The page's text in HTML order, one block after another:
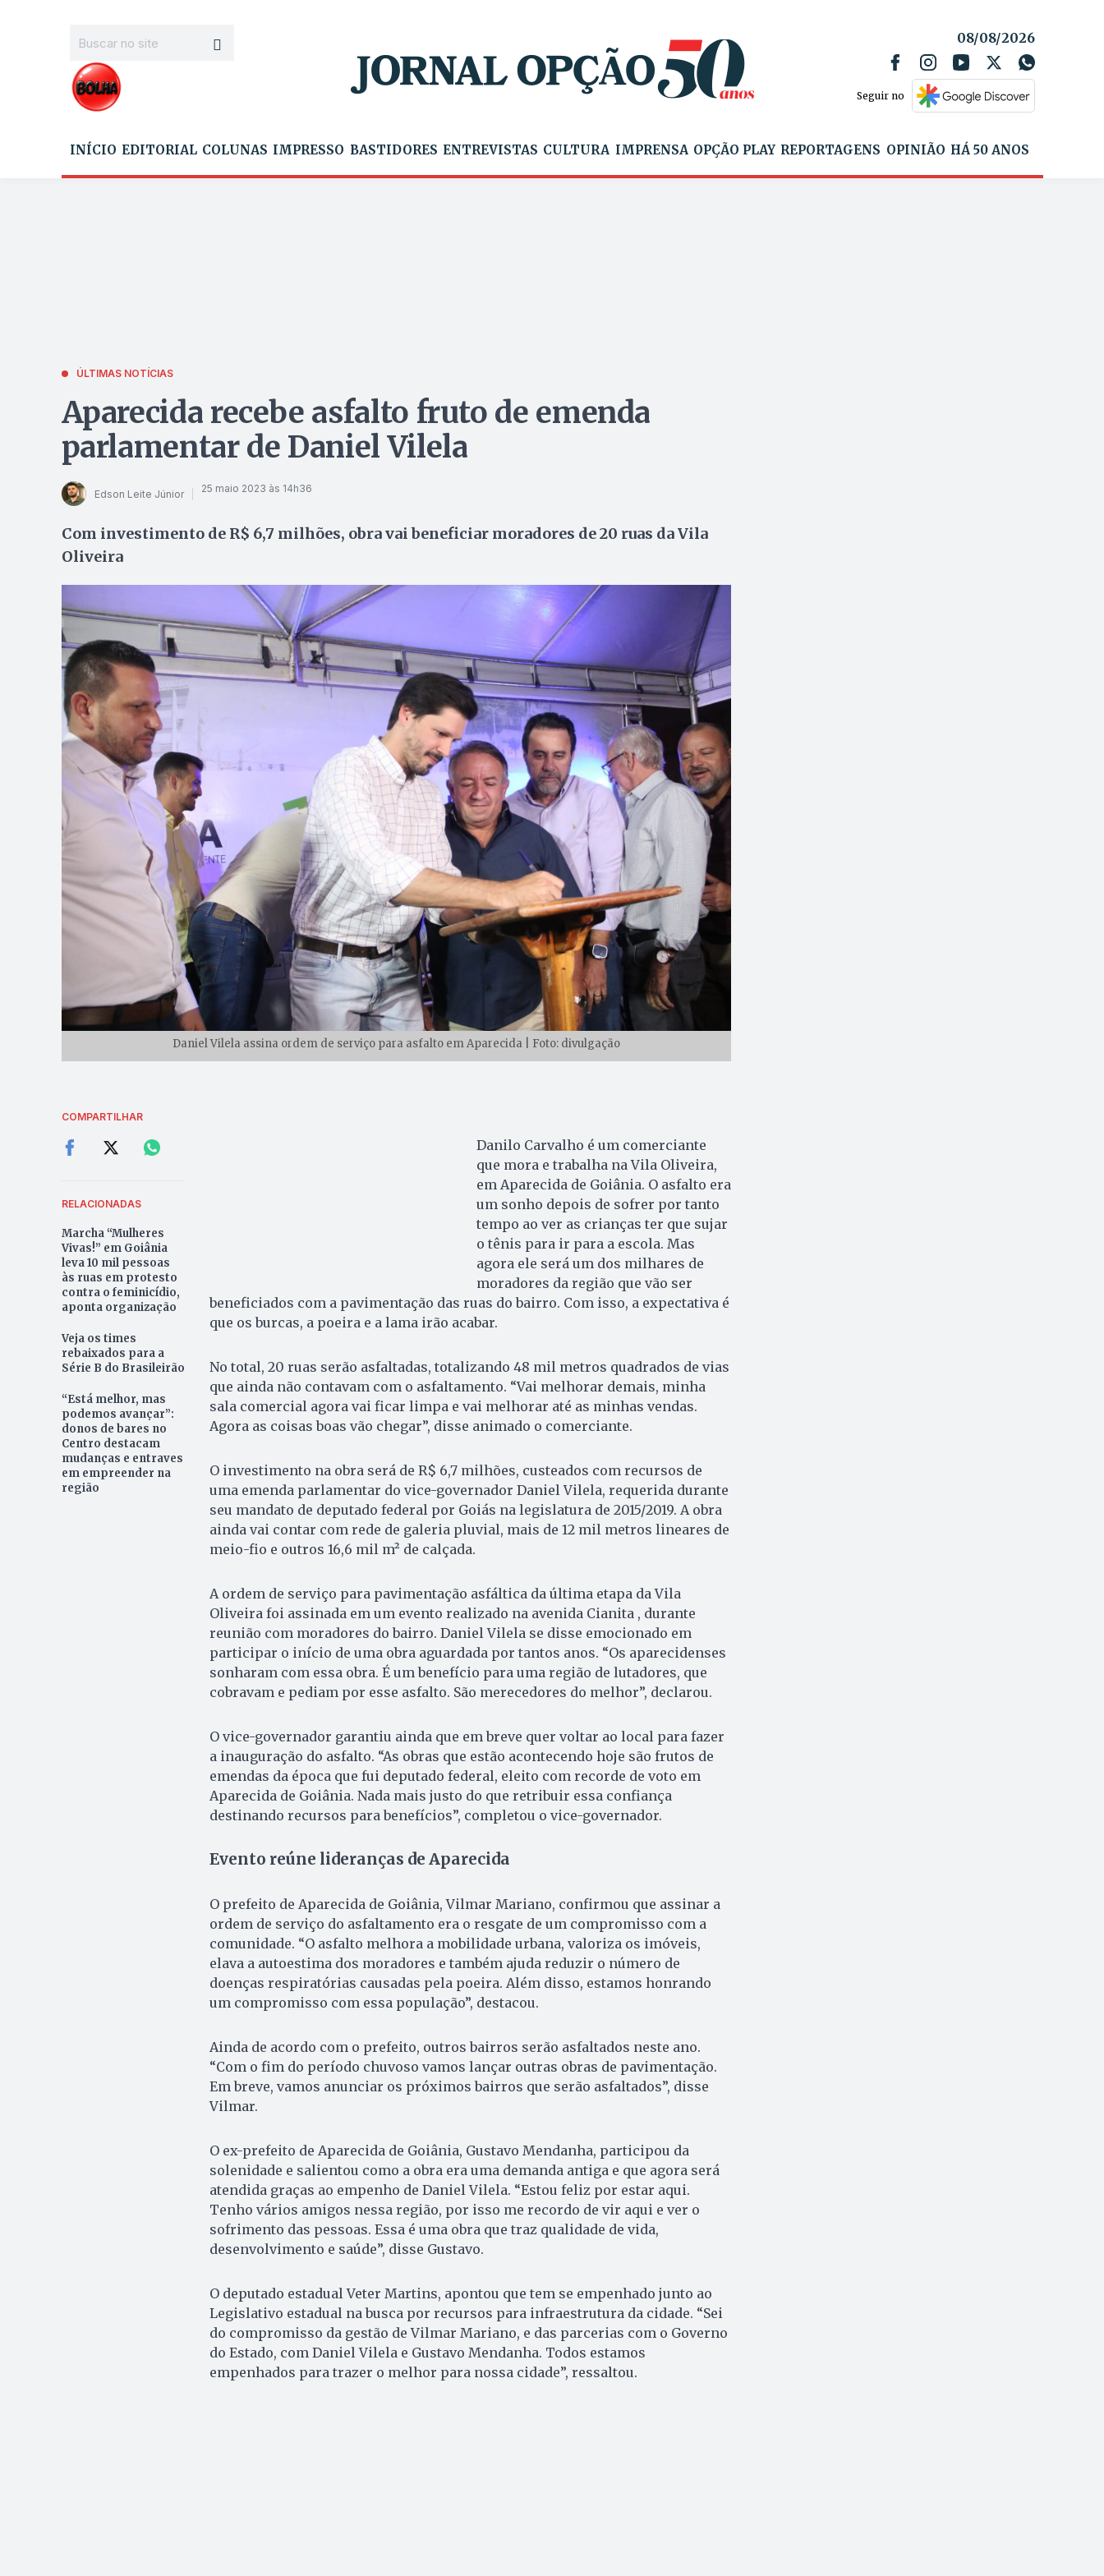
08/08/2026
Seguir no
INÍCIO EDITORIAL COLUNAS IMPRESSO BASTIDORES ENTREVISTAS CULTURA IMPRENSA OPÇÃO PLAY REPORTAGENS OPINIÃO HÁ 50 ANOS
ÚLTIMAS NOTÍCIAS
Aparecida recebe asfalto fruto de emenda
parlamentar de Daniel Vilela
Edson Leite Júnior 25 maio 2023 às 14h36
Com investimento de R$ 6,7 milhões, obra vai beneficiar moradores de 20 ruas da Vila
Oliveira
Daniel Vilela assina ordem de serviço para asfalto em Aparecida | Foto: divulgação
COMPARTILHAR
RELACIONADAS
Marcha “Mulheres
Vivas!” em Goiânia
leva 10 mil pessoas
às ruas em protesto
contra o feminicídio,
aponta organização
Veja os times
rebaixados para a
Série B do Brasileirão
“Está melhor, mas
podemos avançar”:
donos de bares no
Centro destacam
mudanças e entraves
em empreender na
região
Danilo Carvalho é um comerciante
que mora e trabalha na Vila Oliveira,
em Aparecida de Goiânia. O asfalto era
um sonho depois de sofrer por tanto
tempo ao ver as crianças ter que sujar
o tênis para ir para a escola. Mas
agora ele será um dos milhares de
moradores da região que vão ser
beneficiados com a pavimentação das ruas do bairro. Com isso, a expectativa é
que os burcas, a poeira e a lama irão acabar.
No total, 20 ruas serão asfaltadas, totalizando 48 mil metros quadrados de vias
que ainda não contavam com o asfaltamento. “Vai melhorar demais, minha
sala comercial agora vai ficar limpa e vai melhorar até as minhas vendas.
Agora as coisas boas vão chegar”, disse animado o comerciante.
O investimento na obra será de R$ 6,7 milhões, custeados com recursos de
uma emenda parlamentar do vice-governador Daniel Vilela, requerida durante
seu mandato de deputado federal por Goiás na legislatura de 2015/2019. A obra
ainda vai contar com rede de galeria pluvial, mais de 12 mil metros lineares de
meio-fio e outros 16,6 mil m² de calçada.
A ordem de serviço para pavimentação asfáltica da última etapa da Vila
Oliveira foi assinada em um evento realizado na avenida Cianita , durante
reunião com moradores do bairro. Daniel Vilela se disse emocionado em
participar o início de uma obra aguardada por tantos anos. “Os aparecidenses
sonharam com essa obra. É um benefício para uma região de lutadores, que
cobravam e pediam por esse asfalto. São merecedores do melhor”, declarou.
O vice-governador garantiu ainda que em breve quer voltar ao local para fazer
a inauguração do asfalto. “As obras que estão acontecendo hoje são frutos de
emendas da época que fui deputado federal, eleito com recorde de voto em
Aparecida de Goiânia. Nada mais justo do que retribuir essa confiança
destinando recursos para benefícios”, completou o vice-governador.
Evento reúne lideranças de Aparecida
O prefeito de Aparecida de Goiânia, Vilmar Mariano, confirmou que assinar a
ordem de serviço do asfaltamento era o resgate de um compromisso com a
comunidade. “O asfalto melhora a mobilidade urbana, valoriza os imóveis,
elava a autoestima dos moradores e também ajuda reduzir o número de
doenças respiratórias causadas pela poeira. Além disso, estamos honrando
um compromisso com essa população”, destacou.
Ainda de acordo com o prefeito, outros bairros serão asfaltados neste ano.
“Com o fim do período chuvoso vamos lançar outras obras de pavimentação.
Em breve, vamos anunciar os próximos bairros que serão asfaltados”, disse
Vilmar.
O ex-prefeito de Aparecida de Goiânia, Gustavo Mendanha, participou da
solenidade e salientou como a obra era uma demanda antiga e que agora será
atendida graças ao empenho de Daniel Vilela. “Estou feliz por estar aqui.
Tenho vários amigos nessa região, por isso me recordo de vir aqui e ver o
sofrimento das pessoas. Essa é uma obra que traz qualidade de vida,
desenvolvimento e saúde”, disse Gustavo.
O deputado estadual Veter Martins, apontou que tem se empenhado junto ao
Legislativo estadual na busca por recursos para infraestrutura da cidade. “Sei
do compromisso da gestão de Vilmar Mariano, e das parcerias com o Governo
do Estado, com Daniel Vilela e Gustavo Mendanha. Todos estamos
empenhados para trazer o melhor para nossa cidade”, ressaltou.